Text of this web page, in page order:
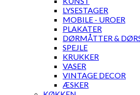
LYSESTAGER
MOBILE - UROER
PLAKATER
DØRMÅTTER &
SPEJLE
KRUKKER
VASER
VINTAGE DECOR
ÆSKER